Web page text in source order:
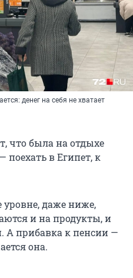
денег на себя не хватает
что была на отдыхе
поехать в Египет, к
даже ниже,
и на продукты, и
А прибавка к пенсии —
она.